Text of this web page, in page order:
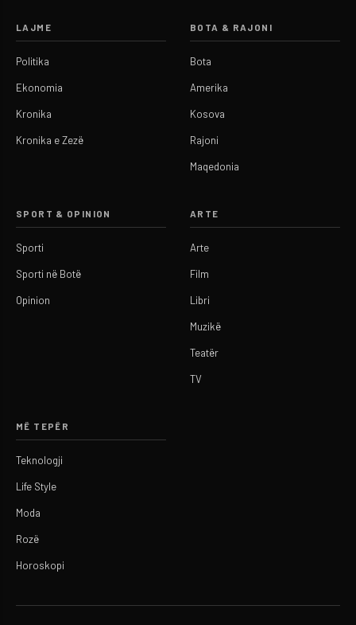
LAJME
Politika
Ekonomia
Kronika
Kronika e Zezë
BOTA & RAJONI
Bota
Amerika
Kosova
Rajoni
Maqedonia
SPORT & OPINION
Sporti
Sporti në Botë
Opinion
ARTE
Arte
Film
Libri
Muzikë
Teatër
TV
MË TEPËR
Teknologji
Life Style
Moda
Rozë
Horoskopi